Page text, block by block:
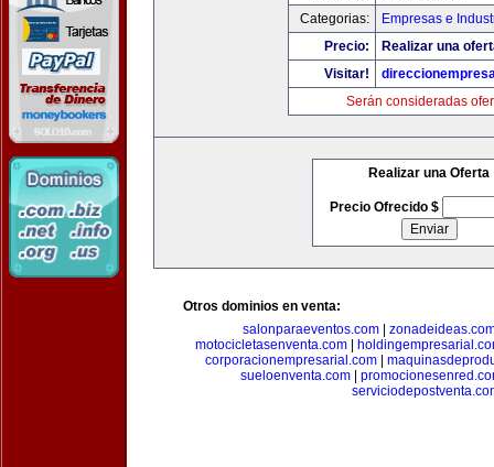
Categorias:
Empresas e
Precio:
Realizar una
Visitar!
Serán consideradas
Realizar una Oferta
Precio Ofrecido $
Otros dominios en venta:
salonparaeventos.com
motocicletasenventa.com
corporacionempresarial.com
sueloenventa.com